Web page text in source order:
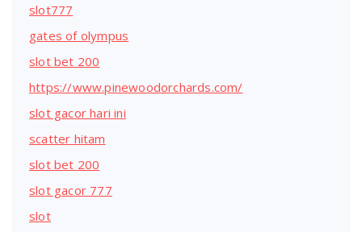
slot777
gates of olympus
slot bet 200
https://www.pinewoodorchards.com/
slot gacor hari ini
scatter hitam
slot bet 200
slot gacor 777
slot